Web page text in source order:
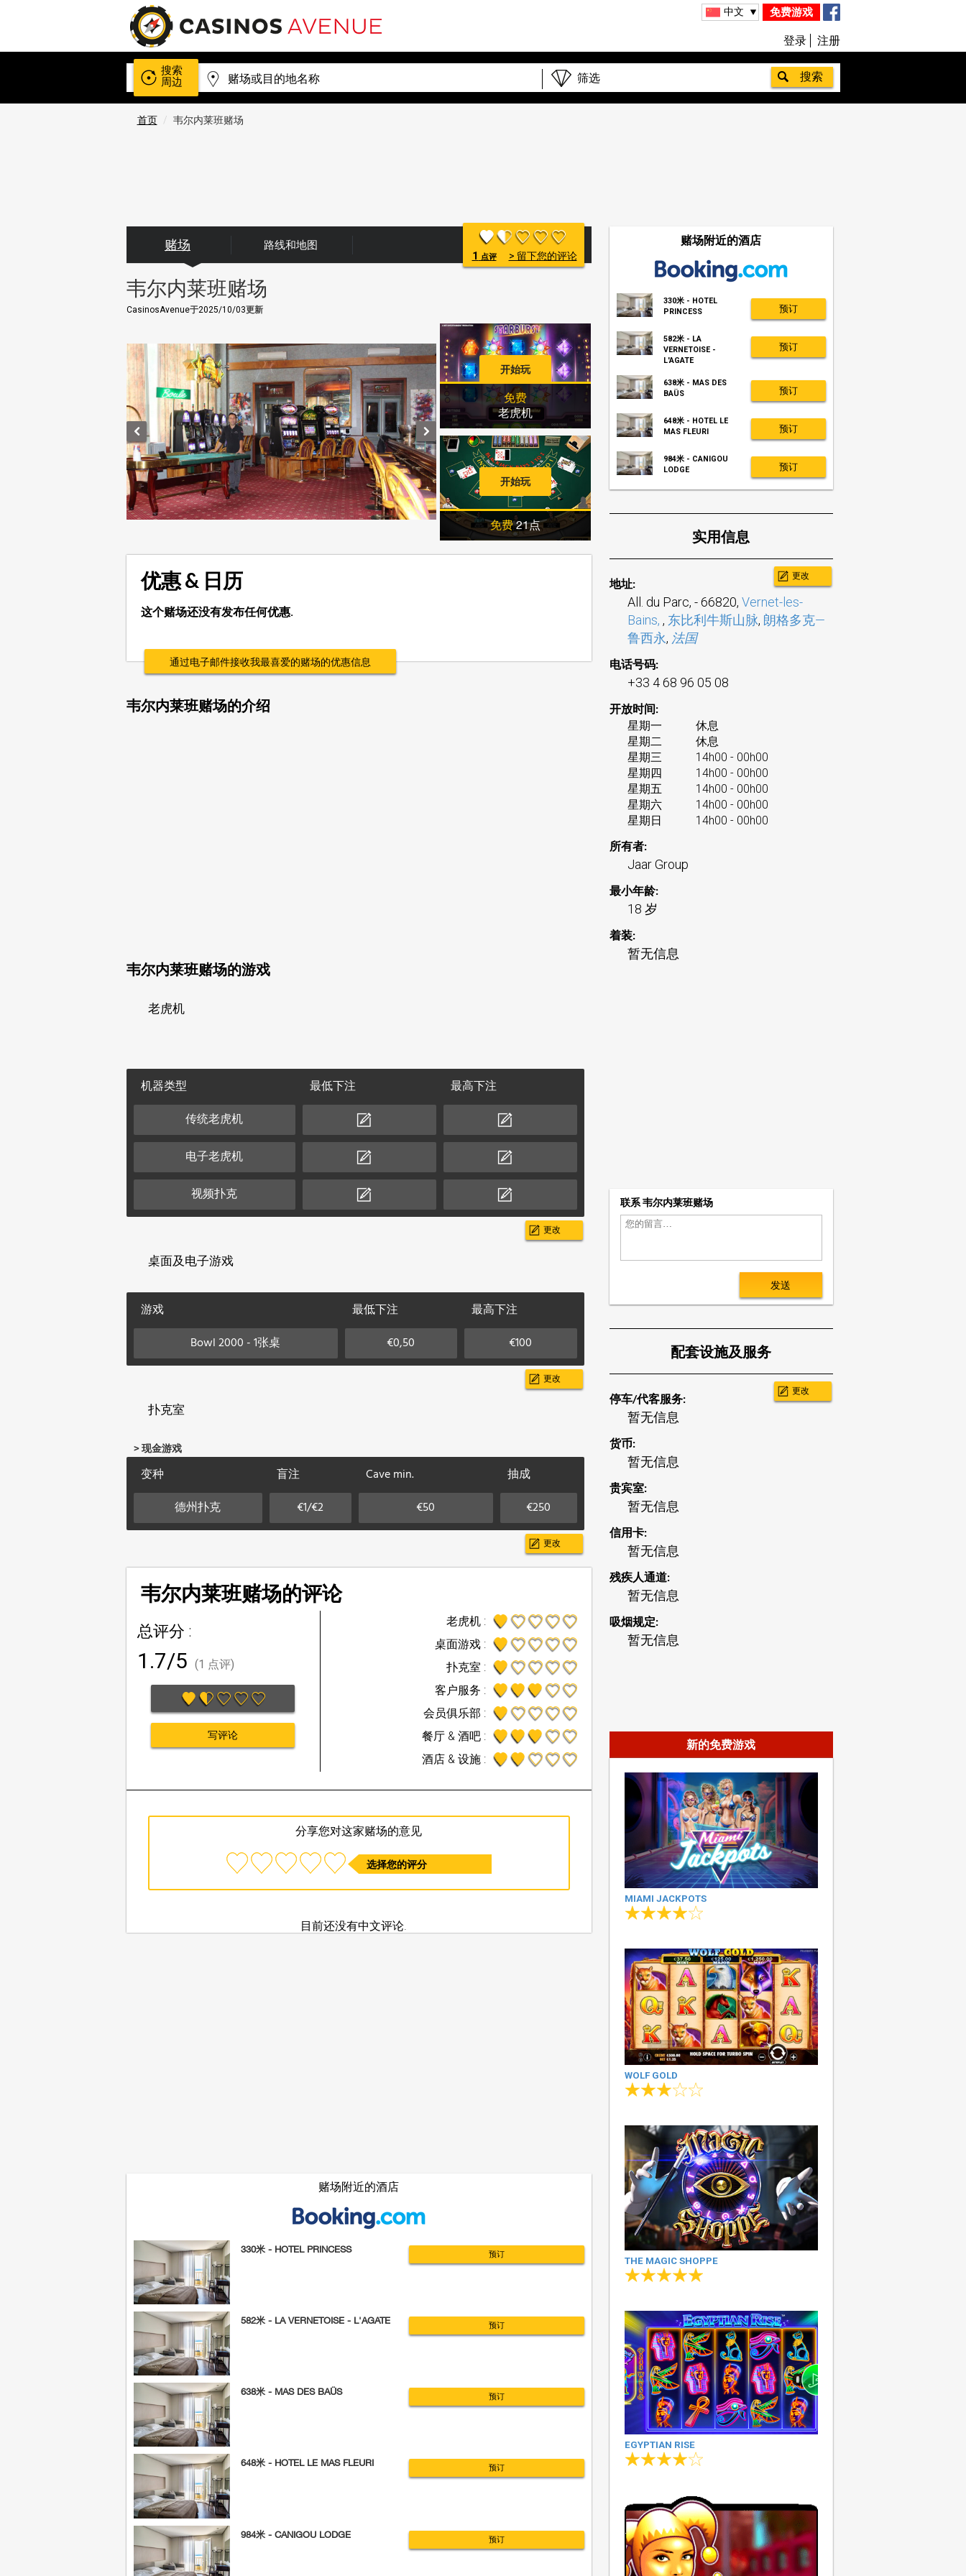
免费游戏
中文
登录 注册
搜索
周边
首页 韦尔内莱班赌场
赌场
路线和地图
1 点评 > 留下您的评论
韦尔内莱班赌场
CasinosAvenue于2025/10/03更新
免费
老虎机
开始玩
免费21点
开始玩
优惠 & 日历
这个赌场还没有发布任何优惠.
通过电子邮件接收我最喜爱的赌场的优惠信息
韦尔内莱班赌场的介绍
韦尔内莱班赌场的游戏
老虎机
机器类型 最低下注
最高下注
传统老虎机
电子老虎机
视频扑克
更改
桌面及电子游戏
游戏 最低下注
最高下注
Bowl 2000 - 1张桌
€0,50 €100
更改
扑克室
> 现金游戏
变种 盲注 Cave min.
抽成
德州扑克
€1/€2 €50 €250
更改
韦尔内莱班赌场的评论
总评分 :
1.7/5 (1 点评)
写评论
老虎机 :
桌面游戏 :
扑克室 :
客户服务 :
会员俱乐部 :
餐厅 & 酒吧 :
酒店 & 设施 :
分享您对这家赌场的意见
选择您的评分
目前还没有中文评论.
赌场附近的酒店
330米 - HOTEL PRINCESS 预订
582米 - LA VERNETOISE - L'AGATE 预订
638米 - MAS DES BAÜS 预订
648米 - HOTEL LE MAS FLEURI 预订
984米 - CANIGOU LODGE 预订
赌场附近的酒店
330米 - HOTEL
PRINCESS
预订
582米 - LA
VERNETOISE -
L'AGATE
预订
638米 - MAS DES
BAÜS
预订
648米 - HOTEL LE
MAS FLEURI
预订
984米 - CANIGOU
LODGE
预订
实用信息
更改
地址:
All. du Parc, -66820, Vernet-les-
Bains, , 东比利牛斯山脉, 朗格多克—
鲁西永, 法国
电话号码:
+33 4 68 96 05 08
开放时间:
星期一
休息
星期二
休息
星期三
14h00 - 00h00
星期四
14h00 - 00h00
星期五
14h00 - 00h00
星期六
14h00 - 00h00
星期日
14h00 - 00h00
所有者:
Jaar Group
最小年龄:
18 岁
着装:
暂无信息
联系 韦尔内莱班赌场
发送
配套设施及服务
更改
停车/代客服务:
暂无信息
货币:
暂无信息
贵宾室:
暂无信息
信用卡:
暂无信息
残疾人通道:
暂无信息
吸烟规定:
暂无信息
新的免费游戏
MIAMI JACKPOTS
WOLF GOLD
THE MAGIC SHOPPE
EGYPTIAN RISE